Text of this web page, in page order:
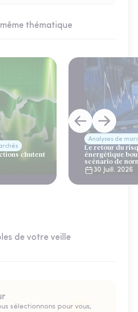
thématique
chutent
Analyses de
Le retour du
énergétique
scénario de
30 Juill. 2026
de votre veille
sélectionnons pour vous,